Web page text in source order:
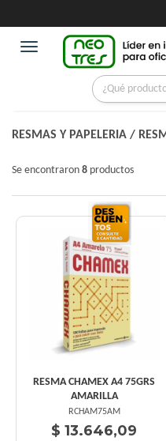
Toggle navigation
RESMAS Y PAPELERIA /
Se encontraron 8 productos
RESMA CHAMEX A4 75GRS
AMARILLA
RCHAM75AM
$ 13.646,09